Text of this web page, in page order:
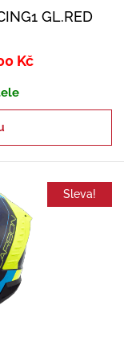
GL.RED
Kč
Sleva!